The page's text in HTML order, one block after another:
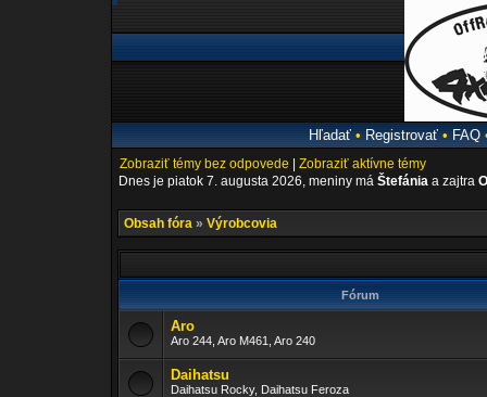
Hľadať• Registrovať• FAQ
Zobraziť témy bez odpovede
Zobraziť aktívne témy
Dnes je piatok 7. augusta 2026, meniny má Štefánia a zajtra
Obsah fóra » Výrobcovia
Fórum
Aro
Aro 244, Aro M461, Aro 240
Daihatsu
Daihatsu Rocky, Daihatsu Feroza